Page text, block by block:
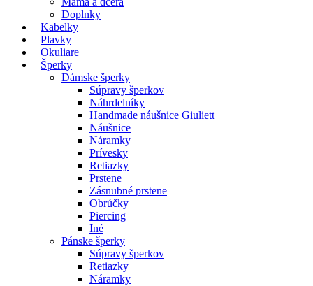
Doplnky
Kabelky
Plavky
Okuliare
Šperky
Dámske šperky
Súpravy šperkov
Náhrdelníky
Handmade náušnice Giuliett
Náušnice
Náramky
Prívesky
Retiazky
Prstene
Zásnubné prstene
Obrúčky
Piercing
Iné
Pánske šperky
Súpravy šperkov
Retiazky
Náramky